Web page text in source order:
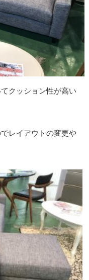
クッション性が高い
レイアウトの変更や